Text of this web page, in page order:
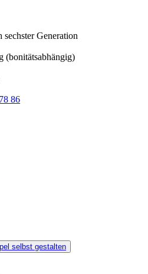
Gene­ration
(bonitätsabhängig)
86
selbst gestalten